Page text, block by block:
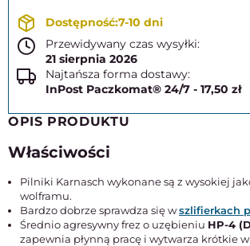
7-10 dni
Przewidywany czas wysyłki:
21 sierpnia 2026
Najtańsza forma dostawy:
InPost Paczkomat® 24/7 - 17,50 zł
OPIS PRODUKTU
Właściwości
Pilniki Karnasch wykonane są z wysokiej
wolframu.
Bardzo dobrze sprawdza się wszlifierkach
Średnio agresywny frez o uzębieniu HP-4
zapewnia płynną pracę i wytwarza krótkie